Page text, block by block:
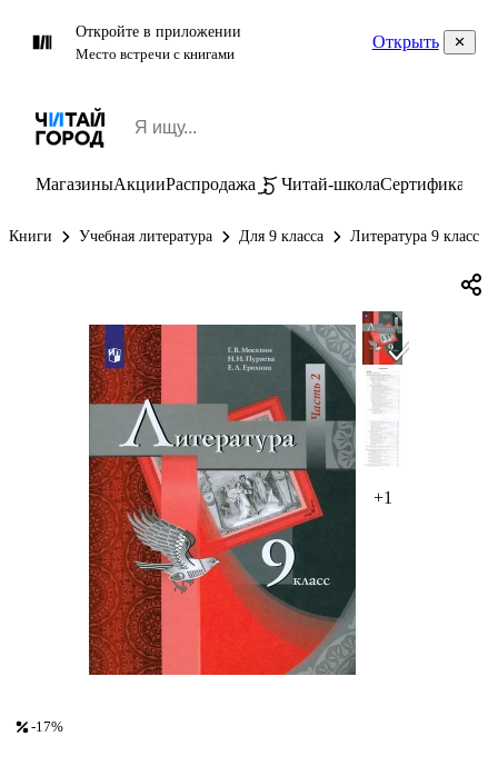
Откройте в приложении
Место встречи с книгами
Открыть
МагазиныАкцииРаспродажа Читай-школаСертификаты
Книги Учебная литература Для 9 класса Литература 9 класс
+1
-17%